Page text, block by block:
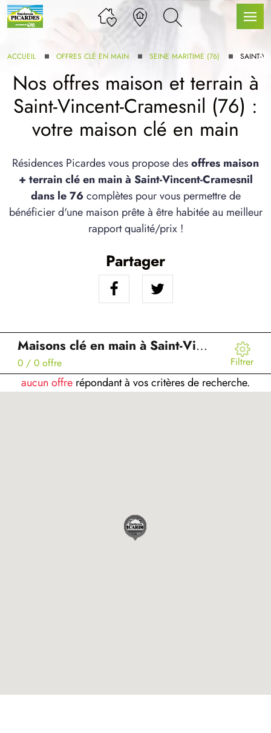
GAMME
SERVICE BDL EXTENSION
ACCUEIL OFFRES CLÉ EN MAIN SEINE MARITIME (76) SAINT-
Nos offres maison et terrain à
Saint-Vincent-Cramesnil (76) :
votre maison clé en main
Résidences Picardes vous propose desoffres maison
+ terrain clé en main à Saint-Vincent-Cramesnil
dans le 76complètes pour vous permettre de
bénéficier d'une maison prête à être habitée au meilleur
rapport qualité/prix !
Partager
Maisons clé en main à Saint-Vincent-Cramesnil (76)
0 / 0 offre Filtrer
aucun offre répondant à vos critères de recherche.